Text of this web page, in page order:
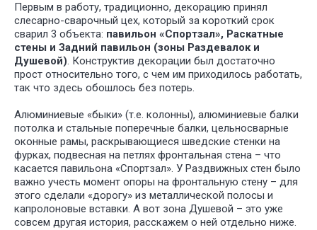
Первым в работу, традиционно, декорацию принял
слесарно-сварочный цех, который за короткий срок
сварил 3 объекта: павильон «Спортзал», Раскатные
стены и Задний павильон (зоны Раздевалок и
Душевой). Конструктив декорации был достаточно
прост относительно того, с чем им приходилось работать,
так что здесь обошлось без потерь.
Алюминиевые «быки» (т.е. колонны), алюминиевые балки
потолка и стальные поперечные балки, цельносварные
оконные рамы, раскрывающиеся шведские стенки на
фурках, подвесная на петлях фронтальная стена – что
касается павильона «Спортзал». У Раздвижных стен было
важно учесть момент опоры на фронтальную стену – для
этого сделали «дорогу» из металлической полосы и
капролоновые вставки. А вот зона Душевой – это уже
совсем другая история, расскажем о ней отдельно ниже.